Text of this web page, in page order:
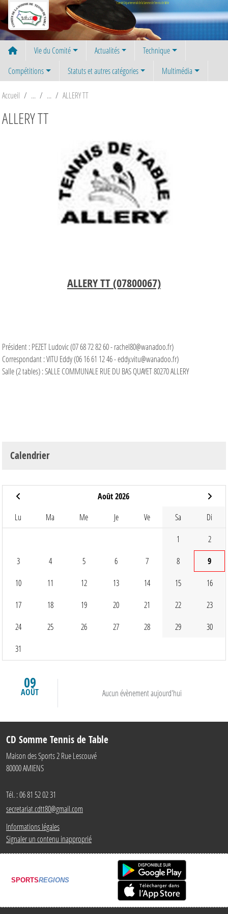
Comité Départemental de la Somme de Tennis de Table
Vie du Comité Actualités
Technique
Compétitions
Statuts et autres catégories Multimédia
Accueil ALLERY TT
ALLERY TT
ALLERY TT (07800067)
Président : PEZET Ludovic (07 68 72 82 60 - rachel80@wanadoo.fr)
Correspondant : VITU Eddy (06 16 61 12 46 - eddy.vitu@wanadoo.fr)
Salle (2 tables) : SALLE COMMUNALE RUE DU BAS QUAYET 80270 ALLERY
Calendrier
Août 2026
Lu Ma Me Je Ve Sa Di
1 2
3 4 5 6 7 8 9
10 11 12 13 14 15 16
17 18 19 20 21 22 23
24 25 26 27 28 29 30
31
09
AOÛT Aucun évènement aujourd'hui
CD Somme Tennis de Table
Maison des Sports 2 Rue Lescouvé
80000AMIENS
Tél. :06 81 52 02 31
secretariat.cdtt80@gmail.com
Informations légales
Signaler un contenu inapproprié
SPORTSREGIONS
Panneau de gestion des cookies